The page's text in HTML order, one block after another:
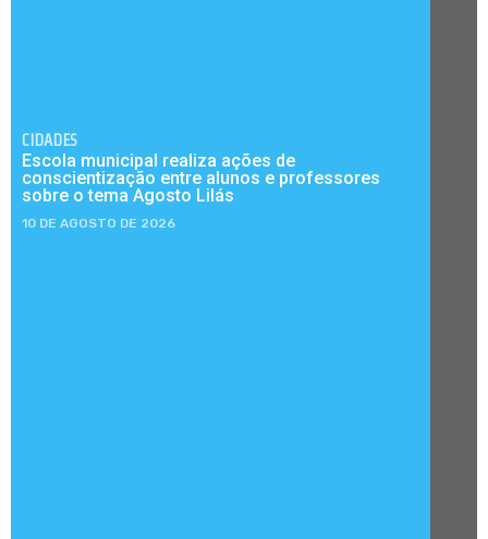
CIDADES
Escola municipal realiza ações de
conscientização entre alunos e professores
sobre o tema Agosto Lilás
10 DE AGOSTO DE 2026